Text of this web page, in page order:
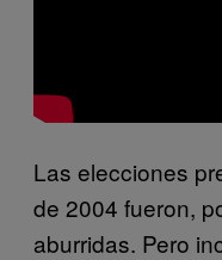
Las elecciones
de 2004 fueron,
aburridas. Pero